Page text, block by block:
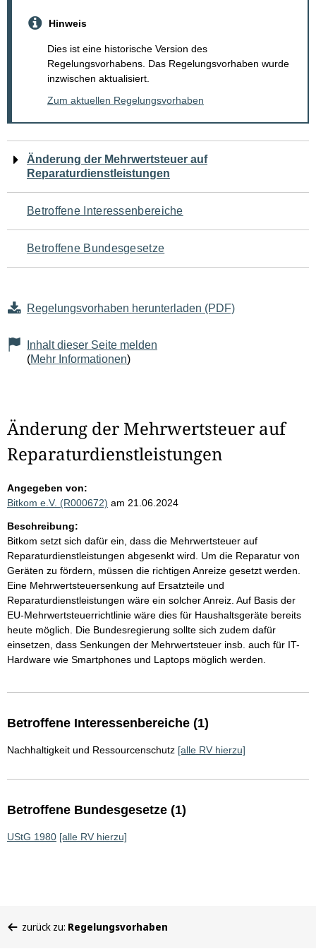
Hinweis
Dies ist eine historische Version des
Regelungsvorhabens. Das Regelungsvorhaben wurde
inzwischen aktualisiert.
Zum aktuellen Regelungsvorhaben
Navigation
für
den
Seiteninhalt
Änderung der Mehrwertsteuer auf
Reparaturdienstleistungen
Betroffene Interessenbereiche
Betroffene Bundesgesetze
Regelungsvorhaben herunterladen (PDF)
Inhalt dieser Seite melden
(Mehr Informationen)
Änderung der Mehrwertsteuer auf
Reparaturdienstleistungen
Angegeben von:
Bitkom e.V. (R000672) am 21.06.2024
Beschreibung:
Bitkom setzt sich dafür ein, dass die Mehrwertsteuer auf
Reparaturdienstleistungen abgesenkt wird. Um die Reparatur von
Geräten zu fördern, müssen die richtigen Anreize gesetzt werden.
Eine Mehrwertsteuersenkung auf Ersatzteile und
Reparaturdienstleistungen wäre ein solcher Anreiz. Auf Basis der
EU-Mehrwertsteuerrichtlinie wäre dies für Haushaltsgeräte bereits
heute möglich. Die Bundesregierung sollte sich zudem dafür
einsetzen, dass Senkungen der Mehrwertsteuer insb. auch für IT-
Hardware wie Smartphones und Laptops möglich werden.
Betroffene Interessenbereiche (1)
Nachhaltigkeit und Ressourcenschutz [alle RV hierzu]
Betroffene Bundesgesetze (1)
UStG 1980 [alle RV hierzu]
befinden
zurück zu: Regelungsvorhaben